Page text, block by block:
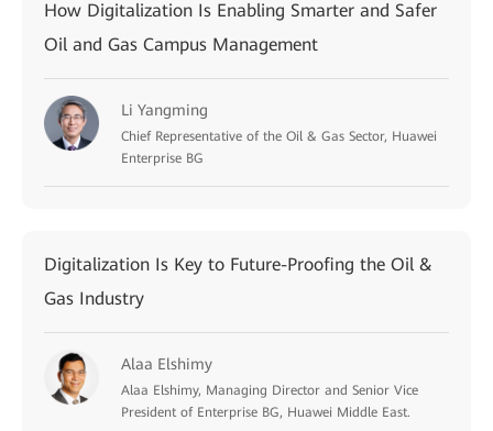
How Digitalization Is Enabling Smarter and Safer
Oil and Gas Campus Management
Li Yangming
Chief Representative of the Oil & Gas Sector, Huawei
Enterprise BG
Digitalization Is Key to Future-Proofing the Oil &
Gas Industry
Alaa Elshimy
Alaa Elshimy, Managing Director and Senior Vice
President of Enterprise BG, Huawei Middle East.